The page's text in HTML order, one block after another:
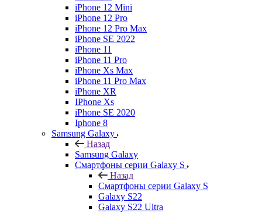
iPhone 12 Mini
iPhone 12 Pro
iPhone 12 Pro Max
iPhone SE 2022
iPhone 11
iPhone 11 Pro
iPhone Xs Max
iPhone 11 Pro Max
iPhone XR
IPhone Xs
iPhone SE 2020
Iphone 8
Samsung Galaxy
Назад
Samsung Galaxy
Смартфоны серии Galaxy S
Назад
Смартфоны серии Galaxy S
Galaxy S22
Galaxy S22 Ultra